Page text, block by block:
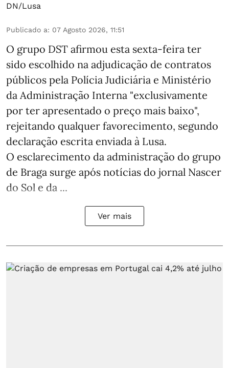
DN/Lusa
Publicado a: 07 Agosto 2026, 11:51
O grupo DST afirmou esta sexta-feira ter
sido escolhido na adjudicação de contratos
públicos pela Polícia Judiciária e Ministério
da Administração Interna "exclusivamente
por ter apresentado o preço mais baixo",
rejeitando qualquer favorecimento, segundo
declaração escrita enviada à Lusa.
O esclarecimento da administração do grupo
de Braga surge após notícias do jornal Nascer
do Sol e da ...
Ver mais